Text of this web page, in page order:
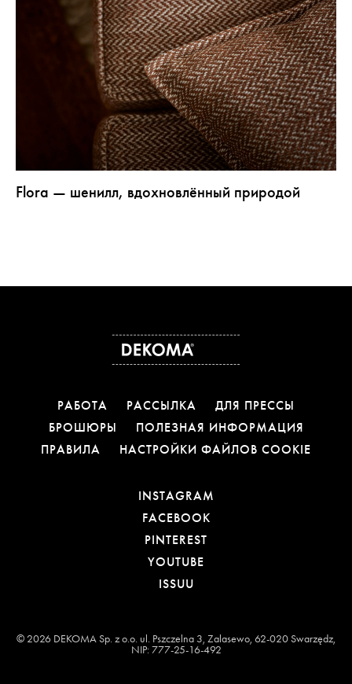
Flora — шенилл, вдохновлённый природой
РАБОТА РАССЫЛКА
ДЛЯ ПРЕССЫ
БРОШЮРЫ
ПОЛЕЗНАЯ ИНФОРМАЦИЯ
ПРАВИЛА
НАСТРОЙКИ ФАЙЛОВ COOKIE
INSTAGRAM
FACEBOOKССЫЛКА ОТКРОЕТСЯ
PINTEREST
YOUTUBE
ISSUUССЫЛКА ОТКРОЕТСЯ В
© 2026 DEKOMA Sp. z o.o. ul. Pszczelna 3, Zalasewo, 62-020 Swarzędz,
NIP: 777-25-16-492